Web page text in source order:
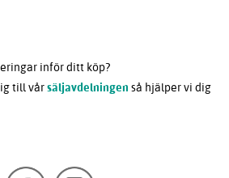
inför ditt köp?
till vårsäljavdelningen så hjälper vi dig